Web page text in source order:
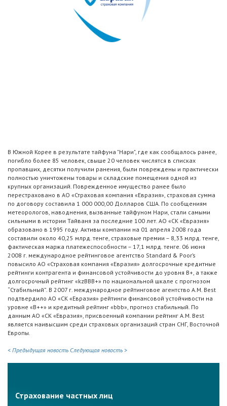
В Южной Корее в результате тайфуна "Нари", где как сообщалось ранее,
погибло более 85 человек, свыше 20 человек числятся в списках
пропавших, десятки получили ранения, были повреждены и практически
полностью уничтожены товары и складские помещения одной из
крупных организаций. Поврежденное имущество ранее было
перестраховано в АО «Страховая компания «Евразия», страховая сумма
по договору составила 1 000 000,00 Долларов США. По сообщениям
метеорологов, наводнения, вызванные тайфуном Нари, стали самыми
сильными в истории Тайваня за последние 100 лет. АО «СК «Евразия»
образовано в 1995 году. Активы компании на 01 апреля 2008 года
составили около 40,25 млрд. тенге, страховые премии – 8,33 млрд. тенге,
фактическая маржа платежеспособности – 17,1 млрд. тенге. 06 июня
2008 г. международное рейтинговое агентство Standard & Poor’s
повысило АО «Страховая компания «Евразия» долгосрочные кредитные
рейтинги контрагента и финансовой устойчивости до уровня B+, а также
долгосрочный рейтинг «kzBBB+» по национальной шкале c прогнозом
“Стабильный”. В 2007 г. международное рейтинговое агентство A.M. Best
подтвердило АО «СК «Евразия» рейтинги финансовой устойчивости на
уровне «B++» и кредитный рейтинг «bbb», прогноз стабильный. По
данным АО «СК «Евразия», присвоенный компании рейтинг A.M. Best
является наивысшим среди страховых организаций стран СНГ, Восточной
Европы.
< Предыдущая новость Следующая новость >
Страхование частных лиц